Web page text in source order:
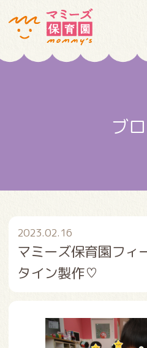
採用情報
ブ
2023.02.16
マミーズ保育園フ
タイン製作♡